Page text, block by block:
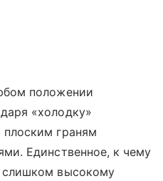
положении
«холодку»
граням
Единственное, к чему
высокому